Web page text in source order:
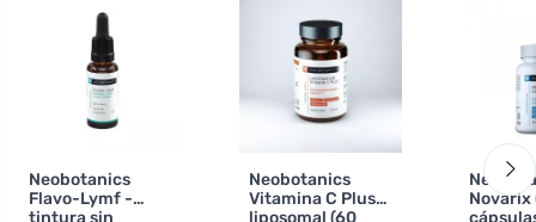
Neobotanics
Flavo-Lymf -
tintura sin
Neobotanics
Vitamina C Plus
liposomal (60
Novarix